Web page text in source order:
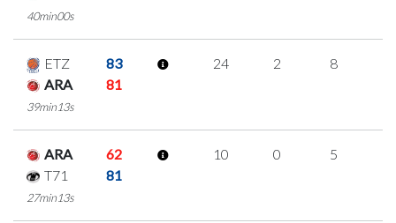
40min00s
ETZ
83
ARA
81
39min13s
24 2 8
ARA
62
T71
81
27min13s
10 0 5